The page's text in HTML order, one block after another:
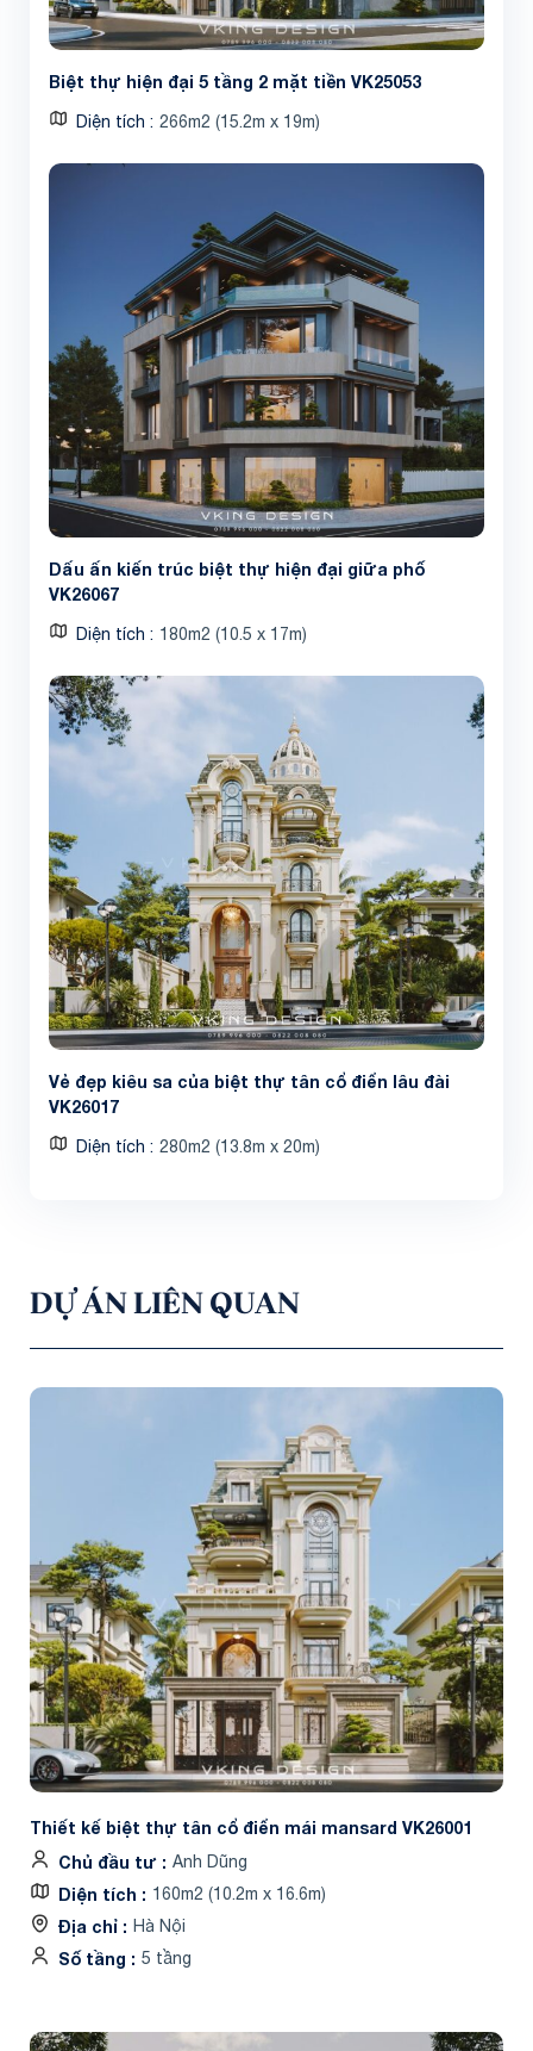
Biệt thự hiện đại 5 tầng 2 mặt tiền VK25053
Diện tích 266m2 (15.2m x 19m)
Dấu ấn kiến trúc biệt thự hiện đại giữa phố
VK26067
Diện tích 180m2 (10.5 x 17m)
Vẻ đẹp kiêu sa của biệt thự tân cổ điển lâu đài
VK26017
Diện tích 280m2 (13.8m x 20m)
DỰ ÁN LIÊN QUAN
Thiết kế biệt thự tân cổ điển mái mansard VK26001
Chủ đầu tư
Anh Dũng
Diện tích 160m2 (10.2m x 16.6m)
Địa chỉ Hà Nội
Số tầng 5 tầng